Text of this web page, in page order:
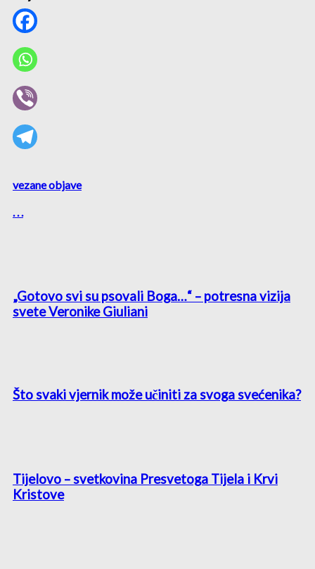
vezane objave
. . .
„Gotovo svi su psovali Boga…“ – potresna vizija
svete Veronike Giuliani
Što svaki vjernik može učiniti za svoga svećenika?
Tijelovo – svetkovina Presvetoga Tijela i Krvi
Kristove